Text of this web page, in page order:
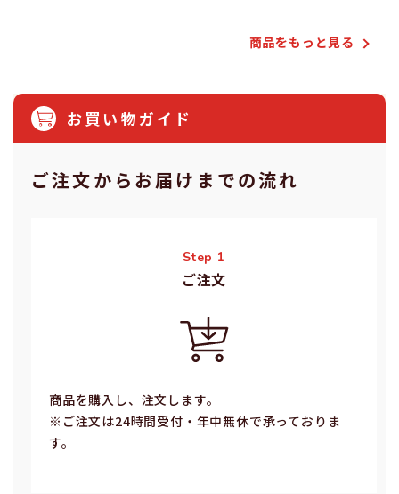
商品をもっと⾒る
お買い物ガイド
ご注⽂からお届けまでの流れ
Step 1
ご注⽂
商品を購入し、注文します。
※ご注⽂は24時間受付・年中無休で承っておりま
す。